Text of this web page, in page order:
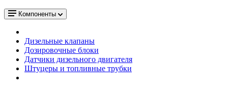
Компоненты
Дизельные клапаны
Дозировочные блоки
Датчики дизельного двигателя
Штуцеры и топливные трубки